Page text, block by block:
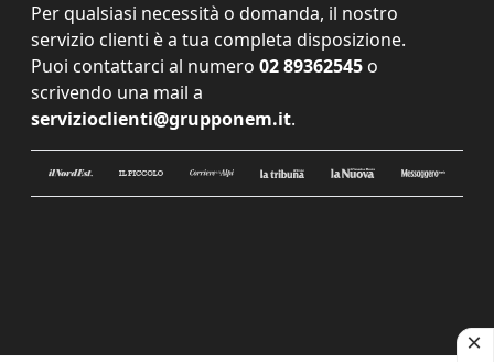
Per qualsiasi necessità o domanda, il nostro
servizio clienti è a tua completa disposizione.
Puoi contattarci al numero 02 89362545 o
scrivendo una mail a
servizioclienti@grupponem.it.